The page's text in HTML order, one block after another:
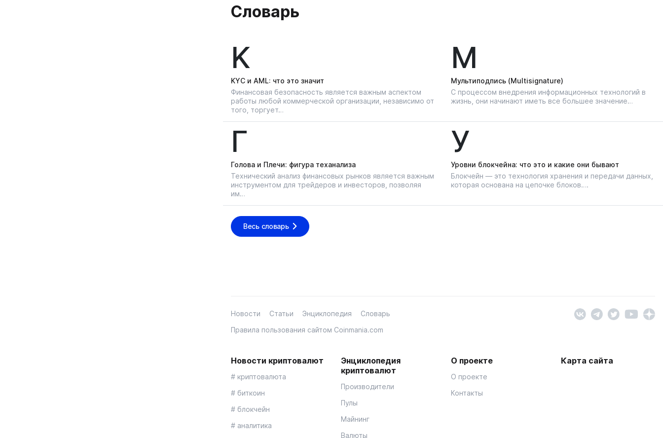
Словарь
K
KYС и AML: что это значит
Финансовая безопасность является важным аспектом
работы любой коммерческой организации, независимо от
того, торгует…
М
Мультиподпись (Multisignature)
С процессом внедрения информационных технологий в
жизнь, они начинают иметь все большее значение…
Г
Голова и Плечи: фигура теханализа
Технический анализ финансовых рынков является важным
инструментом для трейдеров и инвесторов, позволяя
им…
У
Уровни блокчейна: что это и какие они бывают
Блокчейн — это технология хранения и передачи данных,
которая основана на цепочке блоков….
Весь словарь
Новости Статьи Энциклопедия
Словарь
Правила пользования сайтом Coinmania.com
Новости криптовалют
# криптовалюта
# биткоин
# блокчейн
# аналитика
Энциклопедия
криптовалют
Производители
Пулы
Майнинг
Валюты
О проекте
О проекте
Контакты
Карта сайта